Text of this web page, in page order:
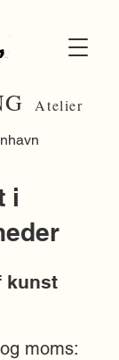
Atelier
i
kunst
moms: